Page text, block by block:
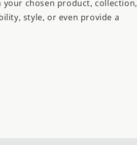
chosen product, collection,
style, or even provide a